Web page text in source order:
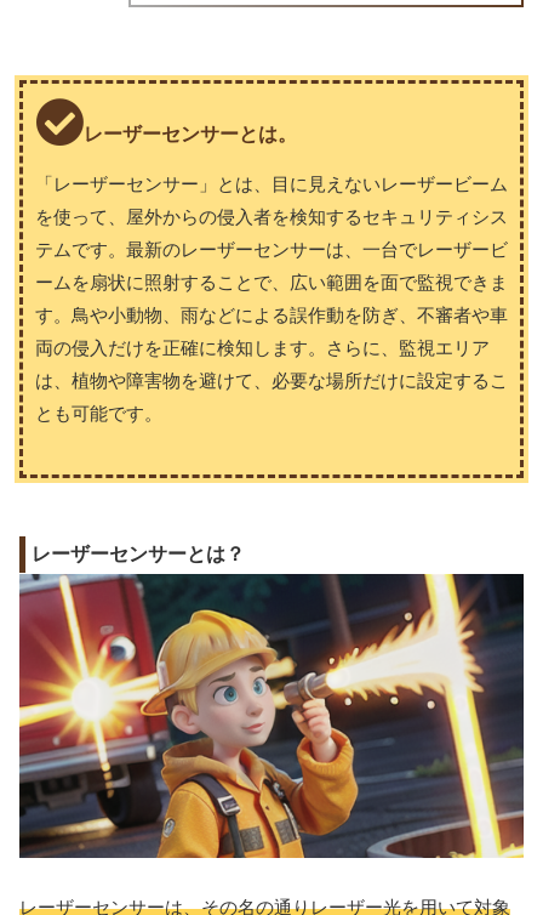
レーザーセンサーとは。
「レーザーセンサー」とは、目に見えないレーザービーム
を使って、屋外からの侵入者を検知するセキュリティシス
テムです。最新のレーザーセンサーは、一台でレーザービ
ームを扇状に照射することで、広い範囲を面で監視できま
す。鳥や小動物、雨などによる誤作動を防ぎ、不審者や車
両の侵入だけを正確に検知します。さらに、監視エリア
は、植物や障害物を避けて、必要な場所だけに設定するこ
とも可能です。
レーザーセンサーとは？
レーザーセンサーは、その名の通りレーザー光を用いて対象